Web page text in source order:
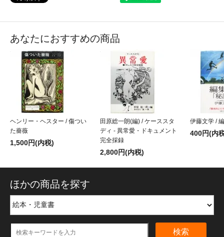
あなたにおすすめの商品
ヘンリー・ヘスター / 傷つい
た薔薇
1,500円(内税)
田原総一朗(編) / ケーススタ
ディ - 異常愛・ドキュメント
完全採録
2,800円(内税)
伊藤文学 /
400円(内
ほかの商品を探す
検索